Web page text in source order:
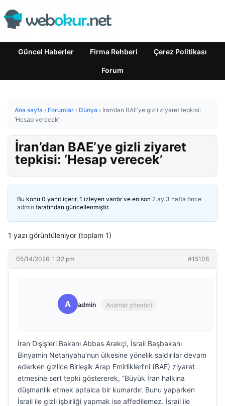
Güncel Haberler Firma Rehberi Çerez Politikası
Forum
Ana sayfa › Forumlar › Dünya › İran’dan BAE’ye gizli ziyaret tepkisi:
‘Hesap verecek’
İran’dan BAE’ye gizli ziyaret
tepkisi: ‘Hesap verecek’
Bu konu 0 yanıt içerir, 1 izleyen vardır ve en son 2 ay 3 hafta önce
admin tarafından güncellenmiştir.
1 yazı görüntüleniyor (toplam 1)
05/14/2026: 1:32 pm #15106
A admin Anahtar yönetici
İran Dışişleri Bakanı Abbas Arakçi, İsrail Başbakanı
Binyamin Netanyahu’nun ülkesine yönelik saldırılar devam
ederken gizlice Birleşik Arap Emirlikleri’ni (BAE) ziyaret
etmesine sert tepki göstererek, “Büyük İran halkına
düşmanlık etmek aptalca bir kumardır. Bunu yaparken
İsrail ile gizli işbirliği yapmak ise affedilemez. İsrail ile